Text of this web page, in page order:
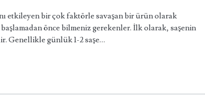
etkileyen bir çok faktörle savaşan bir ürün olarak
önce bilmeniz gerekenler. İlk olarak, saşenin
Genellikle günlük 1-2 saşe…